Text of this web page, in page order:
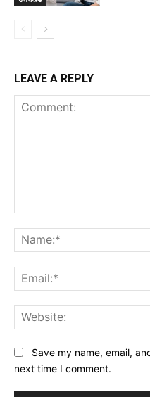
LEAVE A REPLY
Save my name, email,
next time I comment.